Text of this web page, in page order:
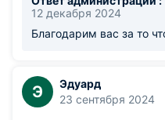
12 декабря 2024
Благодарим вас за то
Э
Эдуард
23 сентября 2024